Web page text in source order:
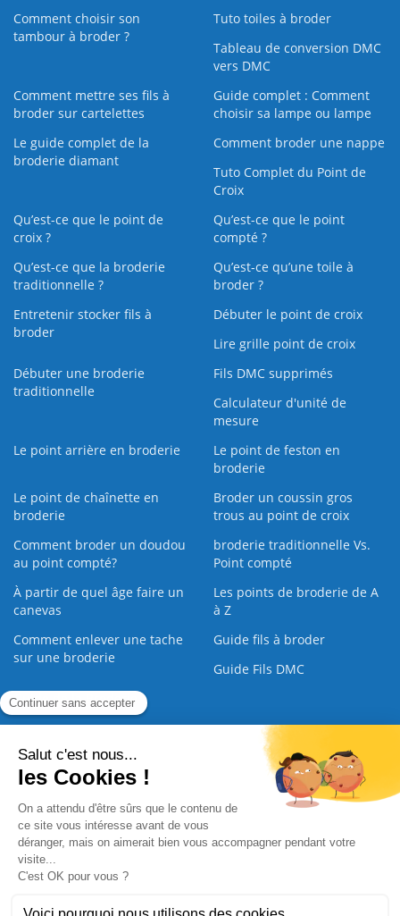
Comment choisir son
tambour à broder ?
Tuto toiles à broder
Tableau de conversion DMC
vers DMC
Comment mettre ses fils à
broder sur cartelettes
Guide complet : Comment
choisir sa lampe ou lampe
Le guide complet de la
broderie diamant
Comment broder une nappe
Tuto Complet du Point de
Croix
Qu’est-ce que le point de
croix ?
Qu’est-ce que le point
compté ?
Qu’est-ce que la broderie
traditionnelle ?
Qu’est‑ce qu’une toile à
broder ?
Entretenir stocker fils à
broder
Débuter le point de croix
Lire grille point de croix
Débuter une broderie
traditionnelle
Fils DMC supprimés
Calculateur d'unité de
mesure
Le point arrière en broderie
Le point de feston en
broderie
Le point de chaînette en
broderie
Broder un coussin gros
trous au point de croix
Comment broder un doudou
au point compté?
broderie traditionnelle Vs.
Point compté
À partir de quel âge faire un
canevas
Les points de broderie de A
à Z
Comment enlever une tache
sur une broderie
Guide fils à broder
Guide Fils DMC
Guide de la Broderie
Nous contacter |
Paiement sécurisé